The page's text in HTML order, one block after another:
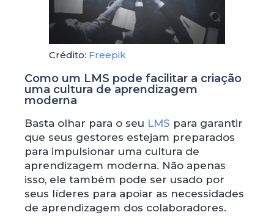
Crédito: Freepik
Como um LMS pode facilitar a criação
uma cultura de aprendizagem
moderna
Basta olhar para o seu LMS para garantir
que seus gestores estejam preparados
para impulsionar uma cultura de
aprendizagem moderna. Não apenas
isso, ele também pode ser usado por
seus líderes para apoiar as necessidades
de aprendizagem dos colaboradores.